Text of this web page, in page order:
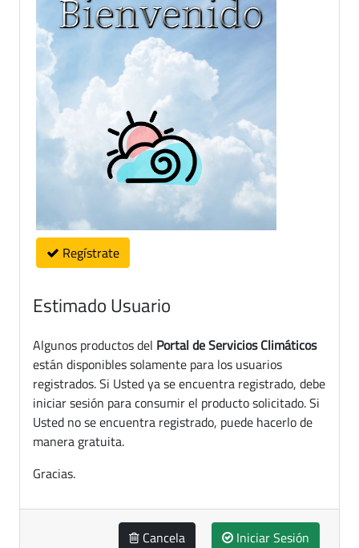
Regístrate
Estimado Usuario
Algunos productos del Portal de Servicios Climáticos
están disponibles solamente para los usuarios
registrados. Si Usted ya se encuentra registrado, debe
iniciar sesión para consumir el producto solicitado. Si
Usted no se encuentra registrado, puede hacerlo de
manera gratuita.
Gracias.
Cancela Iniciar Sesión